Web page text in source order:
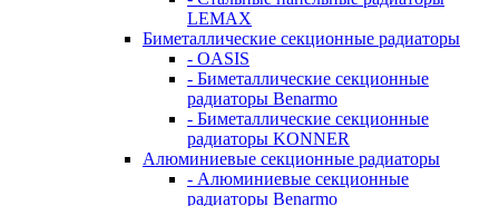
LEMAX
Биметаллические секционные радиаторы
- OASIS
- Биметаллические секционные
радиаторы Benarmo
- Биметаллические секционные
радиаторы KONNER
Алюминиевые секционные радиаторы
- Алюминиевые секционные
радиаторы Benarmo